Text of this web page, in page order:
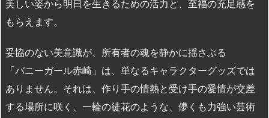
美しい姿から明日を生きるための活力と、至福の充足感を
もらえます。
妥協のない美意識が、所有者の魂を静かに揺さぶる
「バニーガール赤崎」は、単なるキャラクターグッズでは
ありません。それは、作り手の情熱と受け手の愛情が交差
する場所に咲く、一輪の徒花のような、儚くも力強い芸術